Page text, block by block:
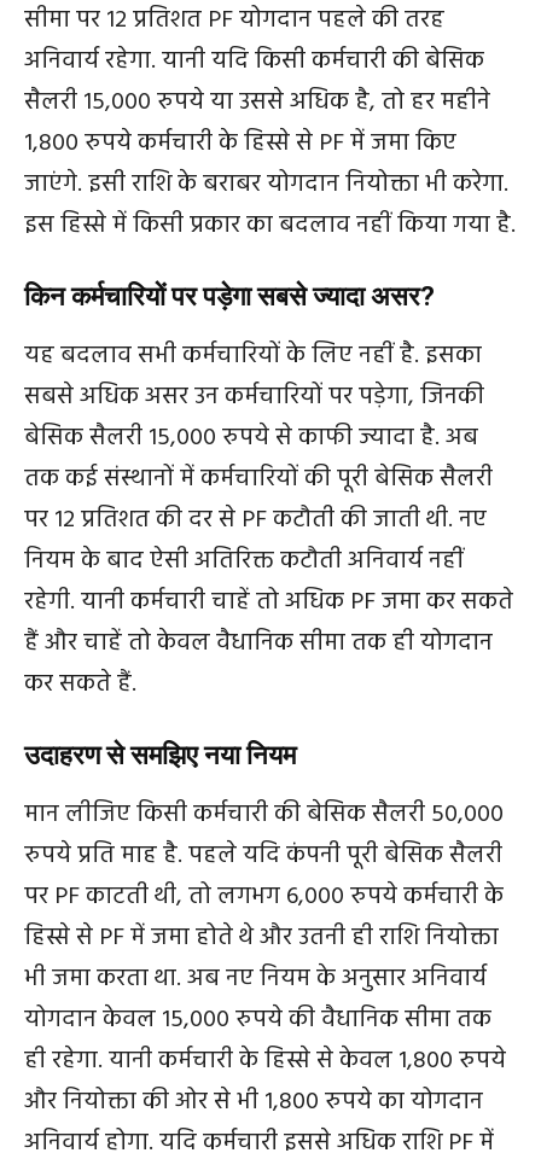
सीमा पर 12 प्रतिशत PF योगदान पहले की तरह
अनिवार्य रहेगा. यानी यदि किसी कर्मचारी की बेसिक
सैलरी 15,000 रुपये या उससे अधिक है, तो हर महीने
1,800 रुपये कर्मचारी के हिस्से से PF में जमा किए
जाएंगे. इसी राशि के बराबर योगदान नियोक्ता भी करेगा.
इस हिस्से में किसी प्रकार का बदलाव नहीं किया गया है.
किन कर्मचारियों पर पड़ेगा सबसे ज्यादा असर?
यह बदलाव सभी कर्मचारियों के लिए नहीं है. इसका
सबसे अधिक असर उन कर्मचारियों पर पड़ेगा, जिनकी
बेसिक सैलरी 15,000 रुपये से काफी ज्यादा है. अब
तक कई संस्थानों में कर्मचारियों की पूरी बेसिक सैलरी
पर 12 प्रतिशत की दर से PF कटौती की जाती थी. नए
नियम के बाद ऐसी अतिरिक्त कटौती अनिवार्य नहीं
रहेगी. यानी कर्मचारी चाहें तो अधिक PF जमा कर सकते
हैं और चाहें तो केवल वैधानिक सीमा तक ही योगदान
कर सकते हैं.
उदाहरण से समझिए नया नियम
मान लीजिए किसी कर्मचारी की बेसिक सैलरी 50,000
रुपये प्रति माह है. पहले यदि कंपनी पूरी बेसिक सैलरी
पर PF काटती थी, तो लगभग 6,000 रुपये कर्मचारी के
हिस्से से PF में जमा होते थे और उतनी ही राशि नियोक्ता
भी जमा करता था. अब नए नियम के अनुसार अनिवार्य
योगदान केवल 15,000 रुपये की वैधानिक सीमा तक
ही रहेगा. यानी कर्मचारी के हिस्से से केवल 1,800 रुपये
और नियोक्ता की ओर से भी 1,800 रुपये का योगदान
अनिवार्य होगा. यदि कर्मचारी इससे अधिक राशि PF में